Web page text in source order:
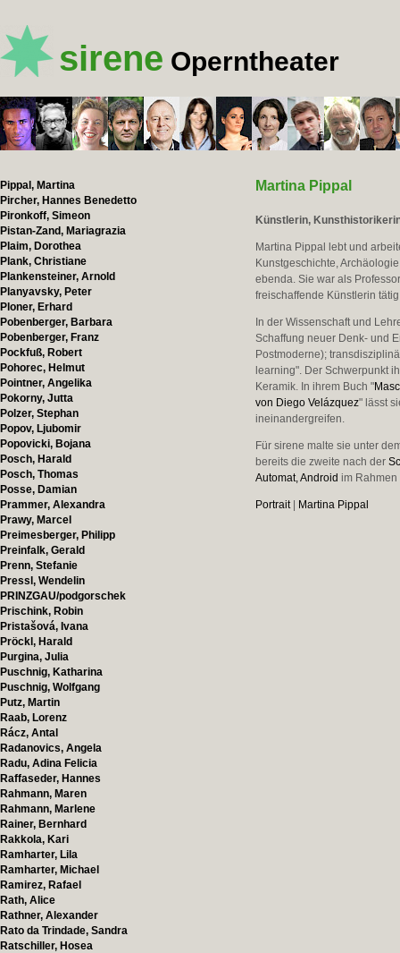
sirene Operntheater
Pippal, Martina
Pircher, Hannes Benedetto
Pironkoff, Simeon
Pistan-Zand, Mariagrazia
Plaim, Dorothea
Plank, Christiane
Plankensteiner, Arnold
Planyavsky, Peter
Ploner, Erhard
Pobenberger, Barbara
Pobenberger, Franz
Pockfuß, Robert
Pohorec, Helmut
Pointner, Angelika
Pokorny, Jutta
Polzer, Stephan
Popov, Ljubomir
Popovicki, Bojana
Posch, Harald
Posch, Thomas
Posse, Damian
Prammer, Alexandra
Prawy, Marcel
Preimesberger, Philipp
Preinfalk, Gerald
Prenn, Stefanie
Pressl, Wendelin
PRINZGAU/podgorschek
Prischink, Robin
Pristašová, Ivana
Pröckl, Harald
Purgina, Julia
Puschnig, Katharina
Puschnig, Wolfgang
Putz, Martin
Raab, Lorenz
Rácz, Antal
Radanovics, Angela
Radu, Adina Felicia
Raffaseder, Hannes
Rahmann, Maren
Rahmann, Marlene
Rainer, Bernhard
Rakkola, Kari
Ramharter, Lila
Ramharter, Michael
Ramirez, Rafael
Rath, Alice
Rathner, Alexander
Rato da Trindade, Sandra
Ratschiller, Hosea
Martina Pippal
Künstlerin,
Martina Pippal lebt und
Kunstgeschichte,
ebenda. Sie war als
freischaffende Künstlerin
In der Wissenschaft und
Schaffung neuer Denk- und
Postmoderne);
learning". Der Schwerpunkt
Keramik. In ihrem Buch "
von Diego Velázquez" lässt
ineinandergreifen.
Für sirene malte sie unter
bereits die zweite nach der
Automat, Android im
Portrait| Martina Pippal